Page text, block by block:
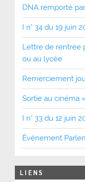
DNA remporté
I n° 34 du 19 juin
Lettre de rentrée
ou au lycée
Remerciement
Sortie au cinéma
I n° 33 du 12 juin
Événement
LIENS